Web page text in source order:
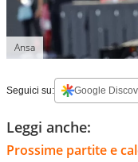
Ansa
Seguici su: Google
Leggi anche:
Prossime partite e